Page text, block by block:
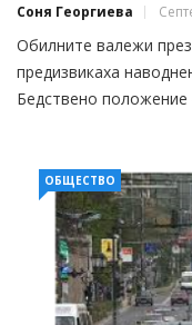
Соня Георгиева
Обилните валежи
предизвикаха
Бедствено
ОБЩЕСТВО